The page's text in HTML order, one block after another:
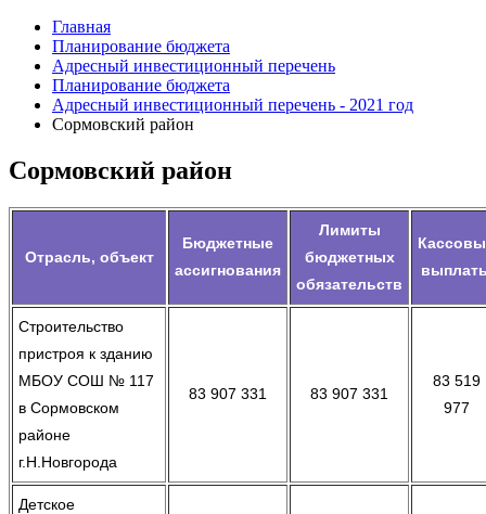
Главная
Планирование бюджета
Адресный инвестиционный перечень
Планирование бюджета
Адресный инвестиционный перечень - 2021 год
Сормовский район
Сормовский район
Отрасль, объект
Бюджетные
ассигнования
Лимиты
бюджетных
обязательств
Строительство
пристроя к зданию
МБОУ СОШ № 117
в Сормовском
районе
г.Н.Новгорода
83 907 331 83 907 331
83 519
977
Детское